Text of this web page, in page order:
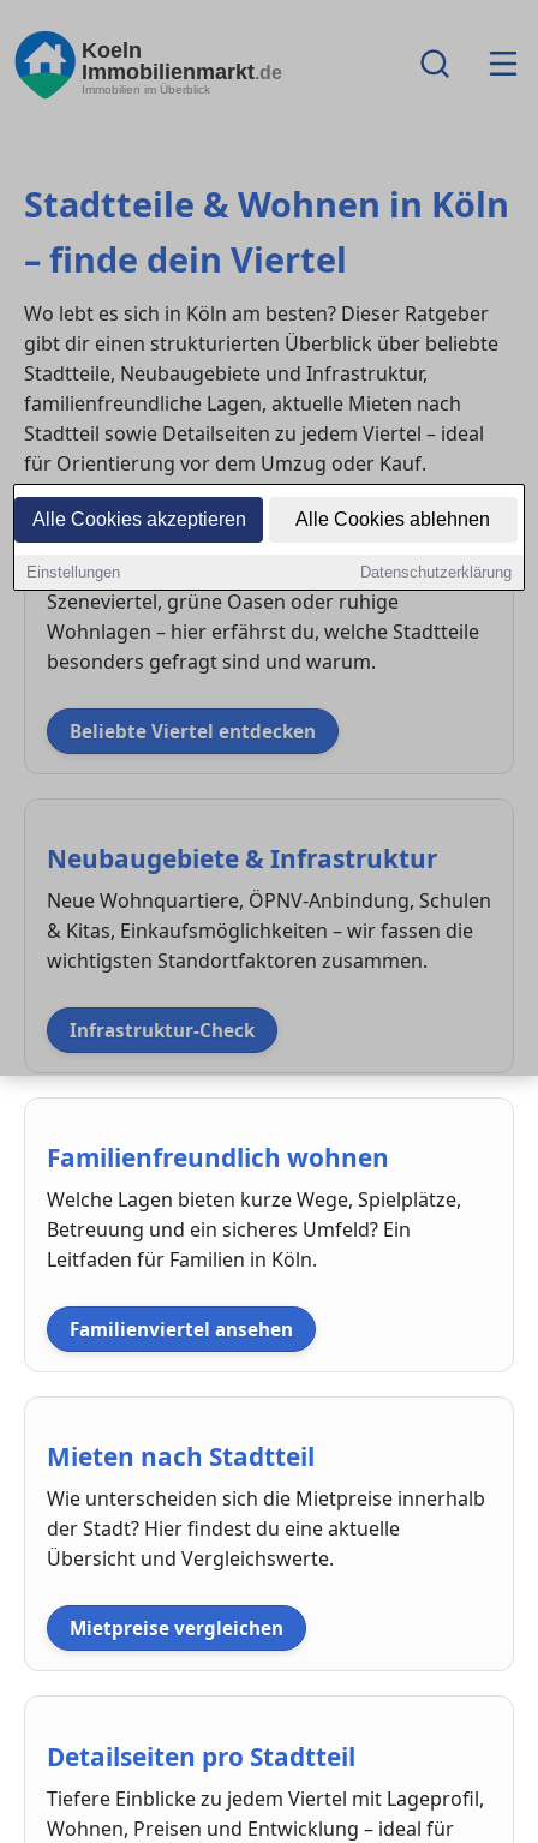
Alle Cookies akzeptieren Alle Cookies ablehnen
Einstellungen Datenschutzerklärung
Koeln
Immobilienmarkt.de
Immobilien im Überblick
Stadtteile & Wohnen in Köln
– finde dein Viertel
Wo lebt es sich in Köln am besten? Dieser Ratgeber
gibt dir einen strukturierten Überblick über beliebte
Stadtteile, Neubaugebiete und Infrastruktur,
familienfreundliche Lagen, aktuelle Mieten nach
Stadtteil sowie Detailseiten zu jedem Viertel – ideal
für Orientierung vor dem Umzug oder Kauf.
Beliebte Stadtteile in Köln
Szeneviertel, grüne Oasen oder ruhige
Wohnlagen – hier erfährst du, welche Stadtteile
besonders gefragt sind und warum.
Beliebte Viertel entdecken
Neubaugebiete & Infrastruktur
Neue Wohnquartiere, ÖPNV-Anbindung, Schulen
& Kitas, Einkaufsmöglichkeiten – wir fassen die
wichtigsten Standortfaktoren zusammen.
Infrastruktur-Check
Familienfreundlich wohnen
Welche Lagen bieten kurze Wege, Spielplätze,
Betreuung und ein sicheres Umfeld? Ein
Leitfaden für Familien in Köln.
Familienviertel ansehen
Mieten nach Stadtteil
Wie unterscheiden sich die Mietpreise innerhalb
der Stadt? Hier findest du eine aktuelle
Übersicht und Vergleichswerte.
Mietpreise vergleichen
Detailseiten pro Stadtteil
Tiefere Einblicke zu jedem Viertel mit Lageprofil,
Wohnen, Preisen und Entwicklung – ideal für